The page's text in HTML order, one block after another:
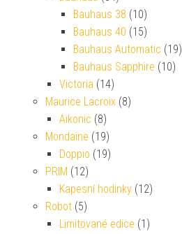
Bauhaus 38 (10)
Bauhaus 40 (15)
Bauhaus Automatic (19)
Bauhaus Sapphire (10)
Victoria (14)
Maurice Lacroix (8)
Aikonic (8)
Mondaine (19)
Doppio (19)
PRIM (12)
Kapesní hodinky (12)
Robot (5)
Limitované edice (1)